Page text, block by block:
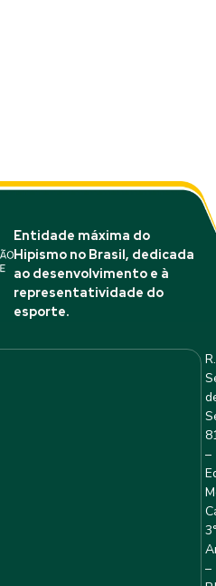
Entidade máxima do
Hipismo no Brasil, dedicada
ao desenvolvimento e à
representatividade do
esporte.
R.
–
–